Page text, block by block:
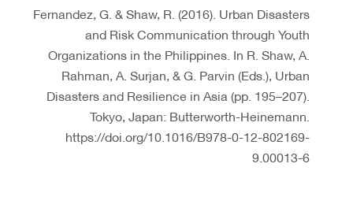
Fernandez, G. & Shaw, R. (2016). Urban Disasters
and Risk Communication through Youth
Organizations in the Philippines. In R. Shaw, A.
Rahman, A. Surjan, & G. Parvin (Eds.), Urban
Disasters and Resilience in Asia (pp. 195–207).
Tokyo, Japan: Butterworth-Heinemann.
https://doi.org/10.1016/B978-0-12-802169-
9.00013-6